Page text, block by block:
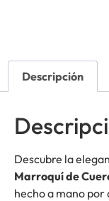
Descripción
Descubre la
Marroquí de
hecho a mano por